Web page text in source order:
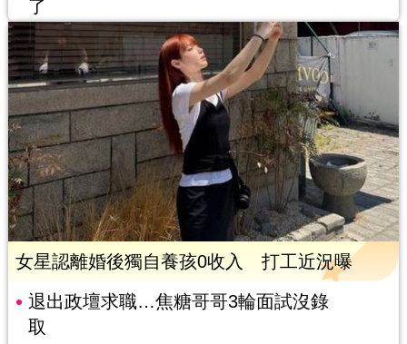
了
女星認離婚後獨自養孩0收入 打工近況曝
退出政壇求職…焦糖哥哥3輪面試沒錄
取